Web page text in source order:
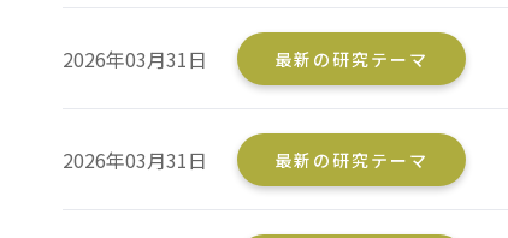
2026年03月31日 最新の研究テーマ
2026年03月31日 最新の研究テーマ